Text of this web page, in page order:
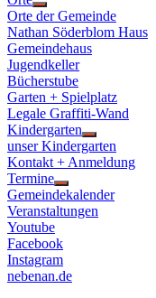
Show
sub
menu
Orte der Gemeinde
Nathan Söderblom Haus
Gemeindehaus
Jugendkeller
Bücherstube
Garten + Spielplatz
Legale Graffiti-Wand
Kindergarten
Show
sub
menu
unser Kindergarten
Kontakt + Anmeldung
Termine
Show
sub
menu
Gemeindekalender
Veranstaltungen
Youtube
Facebook
Instagram
nebenan.de